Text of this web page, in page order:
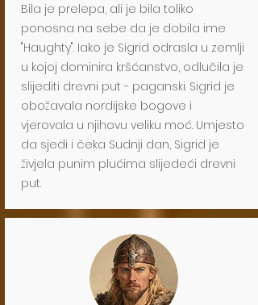
Bila je prelepa, ali je bila toliko
ponosna na sebe da je dobila ime
"Haughty". Iako je Sigrid odrasla u zemlji
u kojoj dominira kršćanstvo, odlučila je
slijediti drevni put - paganski. Sigrid je
obožavala nordijske bogove i
vjerovala u njihovu veliku moć. Umjesto
da sjedi i čeka Sudnji dan, Sigrid je
živjela punim plućima slijedeći drevni
put.